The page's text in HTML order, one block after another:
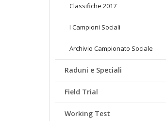
Classifiche 2017
I Campioni Sociali
Archivio Campionato Sociale
Raduni e Speciali
Field Trial
Working Test